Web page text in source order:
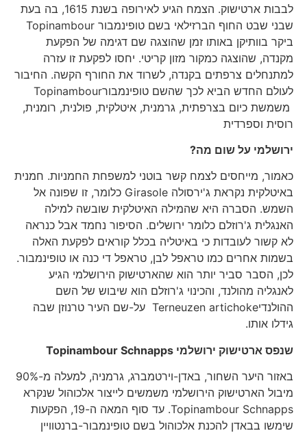
לבבות ארטישוק. הצמח הגיע לאירופה בשנת 1615, בה בעת
שבני שבט החוף הברזילאי בשם טופינמבור Topinambour
ביקר בוותיקן באותו זמן שהוצגה שם דגימה של הפקעת
מקנדה, שהוצגה כמקור מזון קריטי. יחסו לפקעת זו עזרה
למתנחלים צרפתים בקנדה, לשרוד את החורף הקשה. החיבור
לעולם החדש הביא לכך שהשם טופינמבורTopinambour
משמשת כיום בצרפתית, גרמנית, איטלקית, פולנית, רומנית,
רוסית וספרדית
ירושלמי על שום מה?
כאמור, מייחסים לצמח קשר בוטני למשפחת החמניות. חמנית
באיטלקית נקראת ג'ירסולה Girasole כלומר, זו שפונה אל
השמש. הסברה היא שהמילה האיטלקית שובשה למילה
האנגלית ג'רוזלם כלומר ירושלים. הסיפור נחמד אבל כנראה
לא קשור לעובדות כי באיטליה בכלל קוראים לפקעת האלה
בשמות אחרים כמו טראפל לבן, טראפל די כנה או טופינמבור.
לכן, הסבר סביר יותר הוא שהארטישוק הירושלמי הגיע
לאנגליה מהולנד, והכינוי ג'רוזלם הוא שיבוש של השם
ההולנדיTerneuzen artichoke על-שם העיר טרנוזן שבה
גידלו אותו.
שנפס ארטישוק ירושלמיTopinambour Schnapps
באזור היער השחור, באדן-וירטמברג, גרמניה, למעלה מ-90%
מיבול הארטישוק הירושלמי משמשים לייצור אלכוהול שנקרא
Topinambour Schnapps. עד סוף המאה ה-19, הפקעות
שימשו בבאדן להכנת אלכוהול בשם טופינמבור-ברנטוויין